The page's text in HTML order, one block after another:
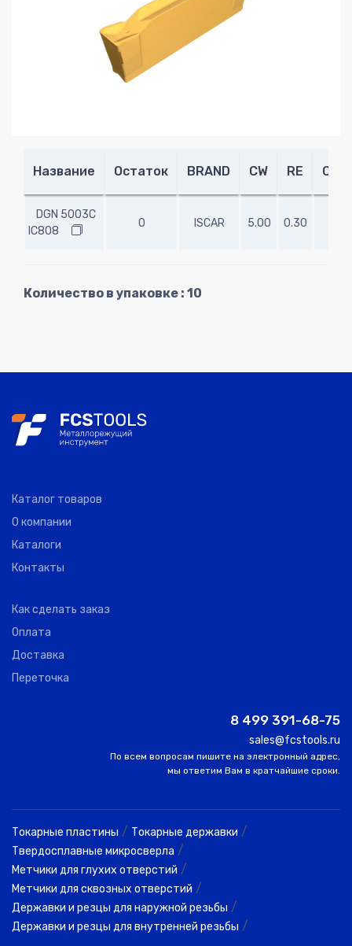
Название Остаток BRAND CW RE CDX
DGN 5003C
IC808
0 ISCAR 5.00 0.30
Количество в упаковке : 10
Каталог товаров
О компании
Каталоги
Контакты
Как сделать заказ
Оплата
Доставка
Переточка
8 499 391-68-75
sales@fcstools.ru
По всем вопросам пишите на электронный адрес,
мы ответим Вам в кратчайшие сроки.
Токарные пластины / Токарные державки /
Твердосплавные микросверла /
Метчики для глухих отверстий /
Метчики для сквозных отверстий /
Державки и резцы для наружной резьбы /
Державки и резцы для внутренней резьбы /